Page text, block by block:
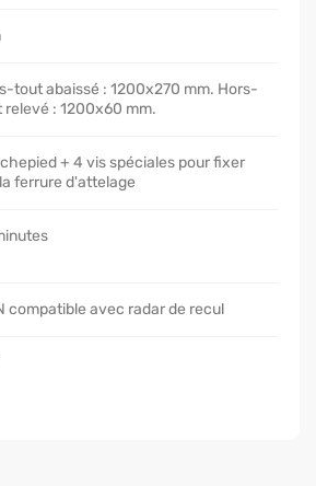
tout abaissé : 1200x270 mm. Hors-
relevé : 1200x60 mm.
+ 4 vis spéciales pour fixer
ferrure d'attelage
compatible avec radar de recul